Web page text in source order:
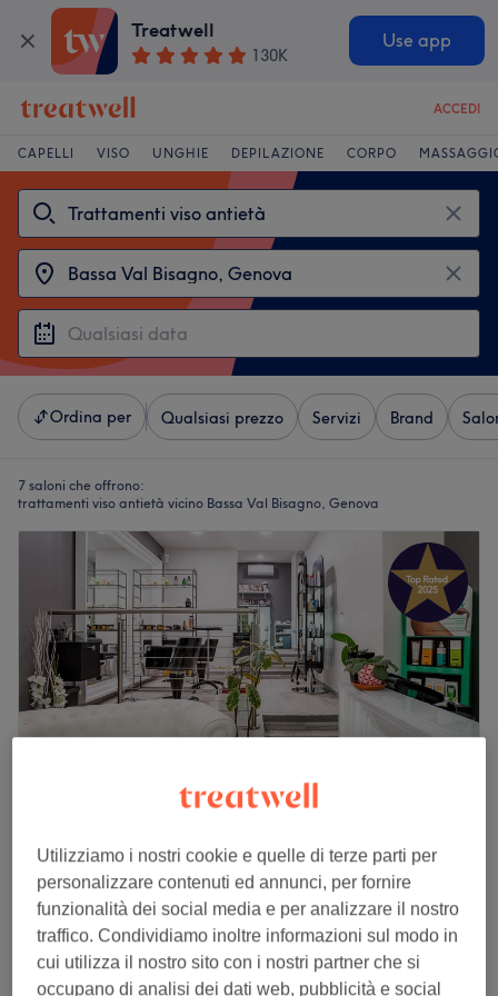
Treatwell
130K
Use app
ACCEDI
CAPELLI VISO UNGHIE DEPILAZIONE CORPO
Ordina per Qualsiasi prezzo Servizi Brand
7 saloni che offrono:
trattamenti viso antietà vicino Bassa Val Bisagno, Genova
Studio Ikone
4,9
413 recensioni
Foce, Genova
Mostra sulla mappa
Trattamento Viso Anti-age
1 ora
€ 75
Visualizzazione rapida dei dettagli del salone
Utilizziamo i nostri cookie e quelle di terze parti per
personalizzare contenuti ed annunci, per fornire
funzionalità dei social media e per analizzare il nostro
traffico. Condividiamo inoltre informazioni sul modo in
cui utilizza il nostro sito con i nostri partner che si
occupano di analisi dei dati web, pubblicità e social